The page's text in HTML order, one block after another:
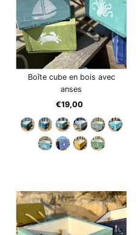
Boîte cube en bois avec
anses
Prix
ordinaire
€19,00